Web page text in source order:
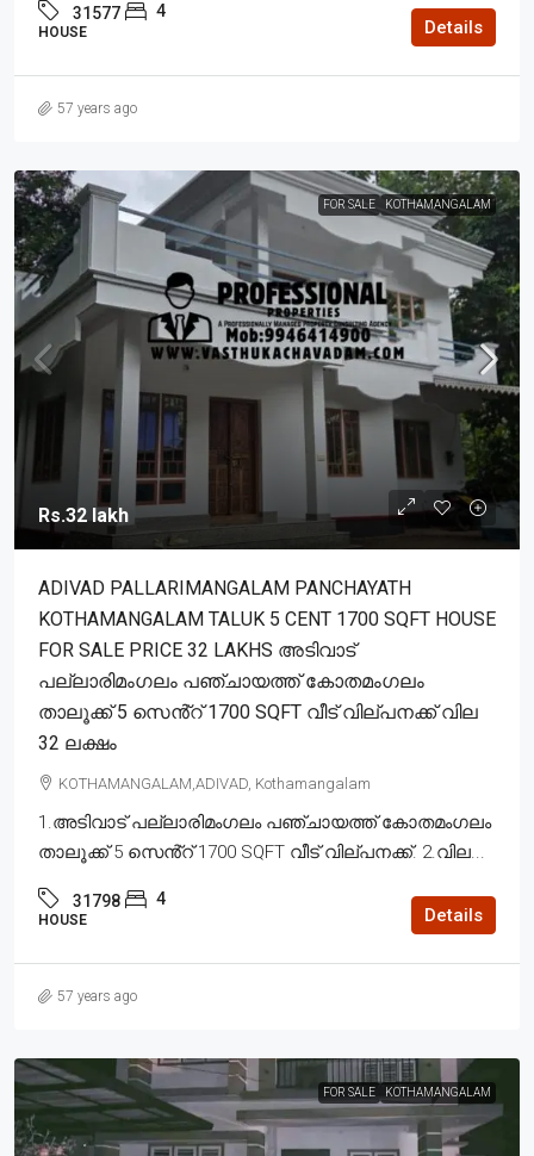
31577 4
HOUSE Details
57 years ago
FOR SALE KOTHAMANGALAM
Rs.32 lakh
ADIVAD PALLARIMANGALAM PANCHAYATH
KOTHAMANGALAM TALUK 5 CENT 1700 SQFT HOUSE
FOR SALE PRICE 32 LAKHS അടിവാട്
പല്ലാരിമംഗലം പഞ്ചായത്ത് കോതമംഗലം
താലൂക്ക് 5 സെൻ്റ് 1700 SQFT വീട് വില്പനക്ക് വില
32 ലക്ഷം
KOTHAMANGALAM,ADIVAD, Kothamangalam
1.അടിവാട് പല്ലാരിമംഗലം പഞ്ചായത്ത് കോതമംഗലം
താലൂക്ക് 5 സെൻ്റ് 1700 SQFT വീട് വില്പനക്ക്. 2.വില...
31798 4
HOUSE Details
57 years ago
FOR SALE KOTHAMANGALAM